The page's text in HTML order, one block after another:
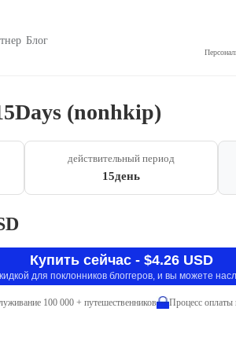
Блог
(nonhkip)
действительный период
15день
Купить сейчас - $4.26 USD
для поклонников блоггеров, и вы можете
100 000 + путешественников Процесс оплаты